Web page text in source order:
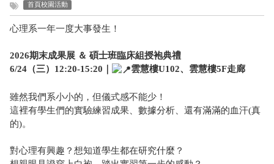
首頁校園活動
心理系一年一度大事發生！
2026期末成果展 ＆ 碩士班臨床組授袍典禮
6/24（三）12:20-15:20｜
雲慧樓U102、雲慧樓5F走廊
雖然我們系小小的，但儀式感不能少！
這裡有學生們的實驗練習成果、數據分析、還有滿滿的血汗(真
的)。
對心理有興趣？想知道學生都在研究什麼？